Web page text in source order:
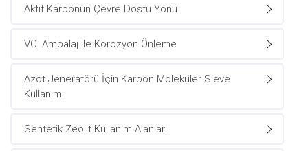
Aktif Karbonun Çevre Dostu Yönü
VCI Ambalaj ile Korozyon Önleme
Azot Jeneratörü İçin Karbon Moleküler Sieve
Kullanımı
Sentetik Zeolit Kullanım Alanları